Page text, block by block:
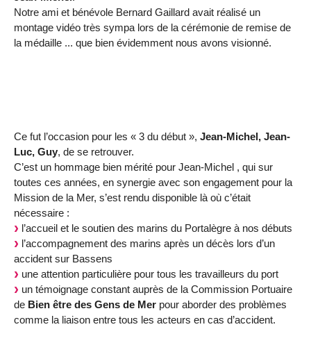
Notre ami et bénévole Bernard Gaillard avait réalisé un
montage vidéo très sympa lors de la cérémonie de remise de
la médaille ... que bien évidemment nous avons visionné.
Ce fut l’occasion pour les « 3 du début », Jean-Michel, Jean-
Luc, Guy, de se retrouver.
C’est un hommage bien mérité pour Jean-Michel , qui sur
toutes ces années, en synergie avec son engagement pour la
Mission de la Mer, s’est rendu disponible là où c’était
nécessaire :
l’accueil et le soutien des marins du Portalègre à nos débuts
l’accompagnement des marins après un décès lors d’un
accident sur Bassens
une attention particulière pour tous les travailleurs du port
un témoignage constant auprès de la Commission Portuaire
de Bien être des Gens de Mer pour aborder des problèmes
comme la liaison entre tous les acteurs en cas d’accident.